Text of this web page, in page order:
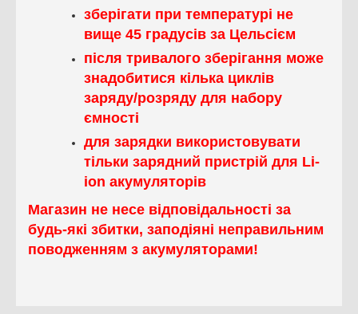
зберігати при температурі не
вище 45 градусів за Цельсієм
після тривалого зберігання може
знадобитися кілька циклів
заряду/розряду для набору
ємності
для зарядки використовувати
тільки зарядний пристрій для Li-
ion акумуляторів
Магазин не несе відповідальності за
будь-які збитки, заподіяні неправильним
поводженням з акумуляторами!